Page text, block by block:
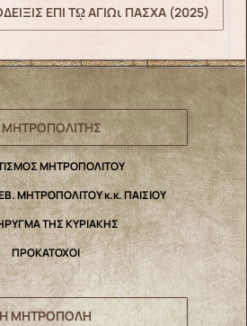
ΕΠΙ Τῼ ΑΓΙΩι ΠΑΣΧΑ (2025)
ΜΗΤΡΟΠΟΛΙΤΟΥ
ΜΗΤΡΟΠΟΛΙΤΟΥ κ.κ. ΠΑΙΣΙΟΥ
ΤΗΣ ΚΥΡΙΑΚΗΣ
ΠΡΟΚΑΤΟΧΟΙ
Η ΜΗΤΡΟΠΟΛΗ